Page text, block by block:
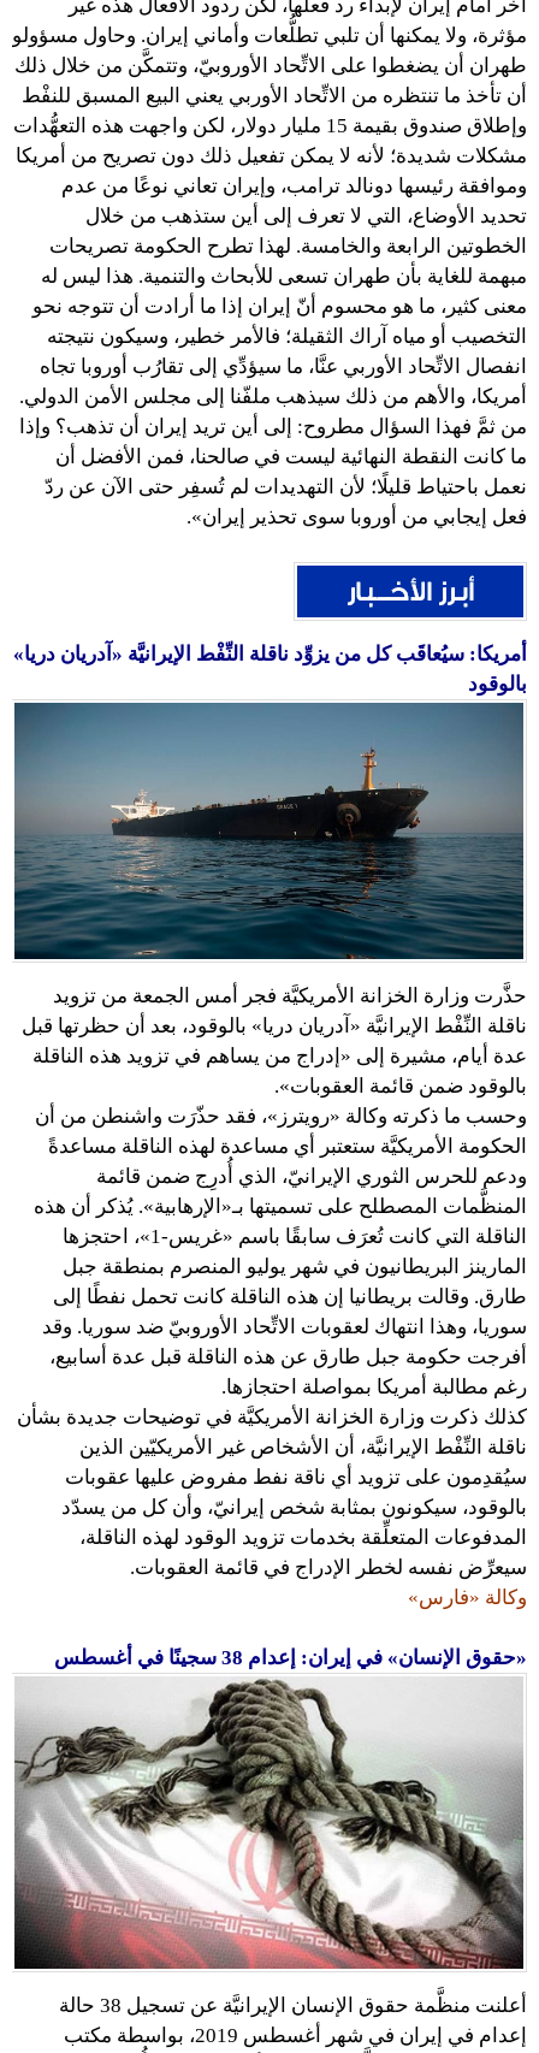
آخر أمام إيران لإبداء رد فعلها، لكن ردود الأفعال هذه غير
مؤثرة، ولا يمكنها أن تلبي تطلُّعات وأماني إيران. وحاول مسؤولو
طهران أن يضغطوا على الاتِّحاد الأوروبيّ، وتتمكَّن من خلال ذلك
أن تأخذ ما تنتظره من الاتِّحاد الأوربي يعني البيع المسبق للنفْط
وإطلاق صندوق بقيمة 15 مليار دولار، لكن واجهت هذه التعهُّدات
مشكلات شديدة؛ لأنه لا يمكن تفعيل ذلك دون تصريح من أمريكا
وموافقة رئيسها دونالد ترامب، وإيران تعاني نوعًا من عدم
تحديد الأوضاع، التي لا تعرف إلى أين ستذهب من خلال
الخطوتين الرابعة والخامسة. لهذا تطرح الحكومة تصريحات
مبهمة للغاية بأن طهران تسعى للأبحاث والتنمية. هذا ليس له
معنى كثير، ما هو محسوم أنّ إيران إذا ما أرادت أن تتوجه نحو
التخصيب أو مياه آراك الثقيلة؛ فالأمر خطير، وسيكون نتيجته
انفصال الاتِّحاد الأوربي عنَّا، ما سيؤدِّي إلى تقارُب أوروبا تجاه
أمريكا، والأهم من ذلك سيذهب ملفّنا إلى مجلس الأمن الدولي.
من ثمَّ فهذا السؤال مطروح: إلى أين تريد إيران أن تذهب؟ وإذا
ما كانت النقطة النهائية ليست في صالحنا، فمن الأفضل أن
نعمل باحتياط قليلًا؛ لأن التهديدات لم تُسفِر حتى الآن عن ردّ
فعل إيجابي من أوروبا سوى تحذير إيران».
أمريكا: سيُعاقَب كل من يزوِّد ناقلة النِّفْط الإيرانيَّة «آدريان دريا»
بالوقود
حذَّرت وزارة الخزانة الأمريكيَّة فجر أمس الجمعة من تزويد
ناقلة النِّفْط الإيرانيَّة «آدريان دريا» بالوقود، بعد أن حظرتها قبل
عدة أيام، مشيرة إلى «إدراج من يساهم في تزويد هذه الناقلة
بالوقود ضمن قائمة العقوبات».
وحسب ما ذكرته وكالة «رويترز»، فقد حذّرَت واشنطن من أن
الحكومة الأمريكيَّة ستعتبر أي مساعدة لهذه الناقلة مساعدةً
ودعم للحرس الثوري الإيرانيّ، الذي أُدرِج ضمن قائمة
المنظَّمات المصطلح على تسميتها بـ«الإرهابية». يُذكر أن هذه
الناقلة التي كانت تُعرَف سابقًا باسم «غريس-1»، احتجزها
المارينز البريطانيون في شهر يوليو المنصرم بمنطقة جبل
طارق. وقالت بريطانيا إن هذه الناقلة كانت تحمل نفطًا إلى
سوريا، وهذا انتهاك لعقوبات الاتِّحاد الأوروبيّ ضد سوريا. وقد
أفرجت حكومة جبل طارق عن هذه الناقلة قبل عدة أسابيع،
رغم مطالبة أمريكا بمواصلة احتجازها.
كذلك ذكرت وزارة الخزانة الأمريكيَّة في توضيحات جديدة بشأن
ناقلة النِّفْط الإيرانيَّة، أن الأشخاص غير الأمريكيّين الذين
سيُقدِمون على تزويد أي ناقة نفط مفروض عليها عقوبات
بالوقود، سيكونون بمثابة شخص إيرانيّ، وأن كل من يسدّد
المدفوعات المتعلِّقة بخدمات تزويد الوقود لهذه الناقلة،
سيعرِّض نفسه لخطر الإدراج في قائمة العقوبات.
وكالة «فارس»
«حقوق الإنسان» في إيران: إعدام 38 سجينًا في أغسطس
أعلنت منظَّمة حقوق الإنسان الإيرانيَّة عن تسجيل 38 حالة
إعدام في إيران في شهر أغسطس 2019، بواسطة مكتب